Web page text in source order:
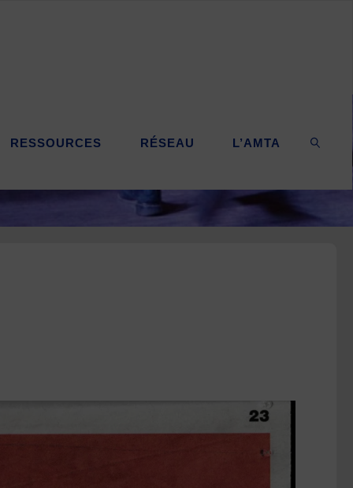
RESSOURCES RÉSEAU L’AMTA